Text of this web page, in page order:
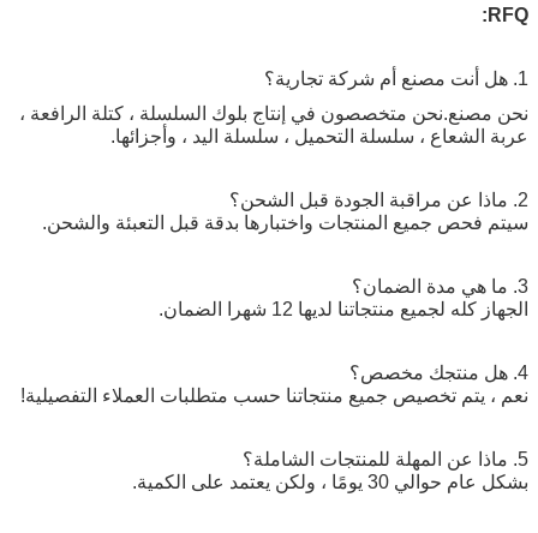
RFQ:
1. هل أنت مصنع أم شركة تجارية؟
نحن مصنع.نحن متخصصون في إنتاج بلوك السلسلة ، كتلة الرافعة ،
عربة الشعاع ، سلسلة التحميل ، سلسلة اليد ، وأجزائها.
2. ماذا عن مراقبة الجودة قبل الشحن؟
سيتم فحص جميع المنتجات واختبارها بدقة قبل التعبئة والشحن.
3. ما هي مدة الضمان؟
الجهاز كله لجميع منتجاتنا لديها 12 شهرا الضمان.
4. هل منتجك مخصص؟
نعم ، يتم تخصيص جميع منتجاتنا حسب متطلبات العملاء التفصيلية!
5. ماذا عن المهلة للمنتجات الشاملة؟
بشكل عام حوالي 30 يومًا ، ولكن يعتمد على الكمية.